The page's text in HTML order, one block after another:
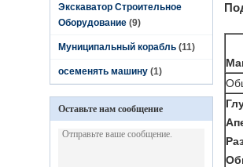
Экскаватор Строительное
Оборудование (9)
Муниципальный корабль (11)
осеменять машину (1)
Оставьте нам сообщение